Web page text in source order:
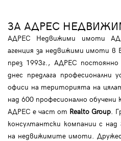
ЗА АДРЕС
АДРЕС Недвижими имоти АД
агенция за недвижими имоти в
през 1993г., АДРЕС
днес предлага професионални
офиси на територията на
над 600 професионално обучени
АДРЕС е част от Realto Group.
консултантски компании с
на недвижимите имоти.